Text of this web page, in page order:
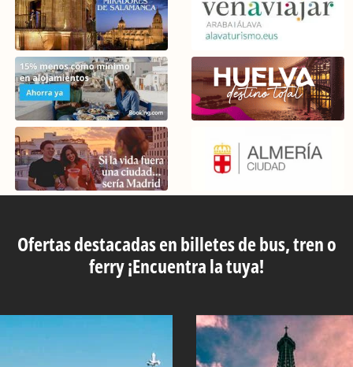
Ofertas destacadas en billetes de bus, tren o
ferry ¡Encuentra la tuya!